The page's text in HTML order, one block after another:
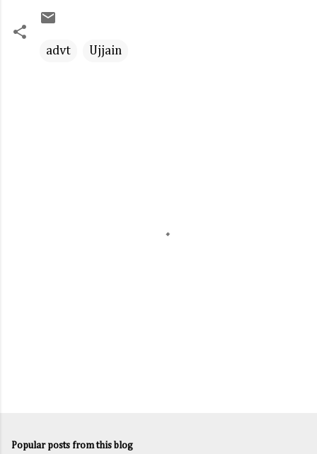
advt Ujjain
Popular posts from this blog